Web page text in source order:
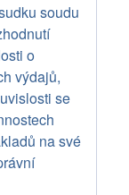
soudu
o
výdajů,
se
na své